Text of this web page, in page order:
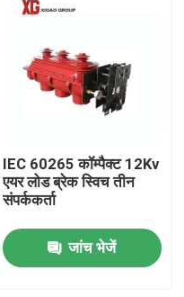
IEC 60265 कॉम्पैक्ट 12Kv
एयर लोड ब्रेक स्विच तीन
संपर्ककर्ता
जांच भेजें